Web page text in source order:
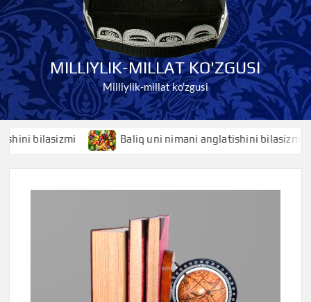
MILLIYLIK-MILLAT KO'ZGUSI
Milliylik-millat ko'zgusi
bilasizmi Baliq uni nimani anglatishini bilasizmi